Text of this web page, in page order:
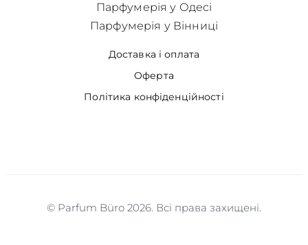
Доставка і оплата
Оферта
Політика конфіденційності
Парфумерія у Одесі
Парфумерія у Вінниці
© Parfum Büro 2026. Всі права захищені.